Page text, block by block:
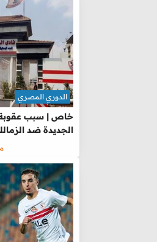
خاص | سبب عقوبة
الجديدة ضد
الدوري المصري